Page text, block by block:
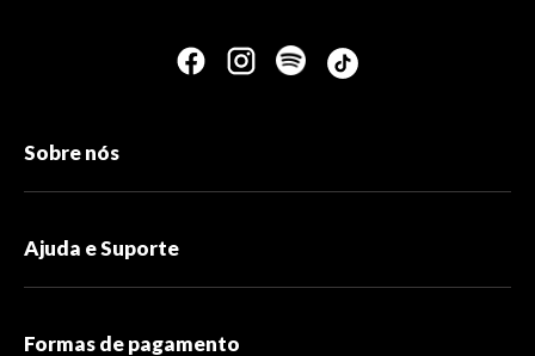
Sobre nós
Ajuda e Suporte
Formas de pagamento